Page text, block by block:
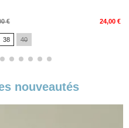
€ 24,00 €
38 40
nouveautés